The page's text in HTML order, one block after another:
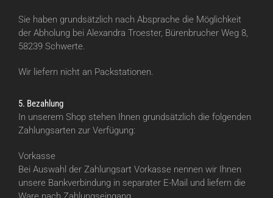
Sie haben grundsätzlich nach Absprache die Möglichkeit
der Abholung bei Alexandra Troester, Bürenbrucher Weg 8,
58239 Schwerte.
Wir liefern nicht an Packstationen.
5. Bezahlung
In unserem Shop stehen Ihnen grundsätzlich die folgenden
Zahlungsarten zur Verfügung:
Vorkasse
Bei Auswahl der Zahlungsart Vorkasse nennen wir Ihnen
unsere Bankverbindung in separater E-Mail und liefern die